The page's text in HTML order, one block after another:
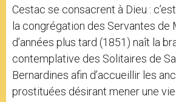
Cestac se consacrent à Dieu :
la congrégation des Servantes de
d’années plus tard (1851) naît la
contemplative des Solitaires de
Bernardines afin d’accueillir les
prostituées désirant mener une vie